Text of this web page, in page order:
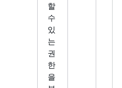
할
수
있
는
권
한
을